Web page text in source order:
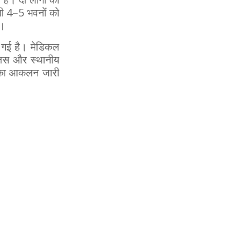
4–5 भवनों को
गई है। मेडिकल
और स्थानीय
आकलन जारी